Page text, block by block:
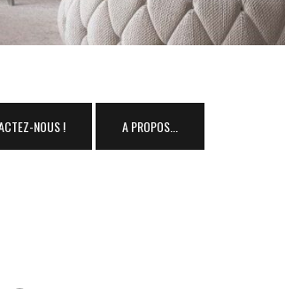
NOUS ! A PROPOS...